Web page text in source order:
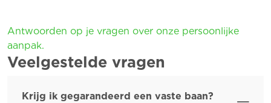
Antwoorden op je vragen over onze persoonlijke
aanpak.
Veelgestelde vragen
Krijg ik gegarandeerd een vaste baan?